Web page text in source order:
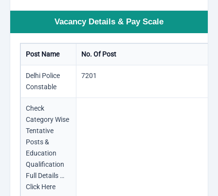
Vacancy Details & Pay Scale
Post Name No. Of Post
Delhi Police
Constable
7201
Check
Category Wise
Tentative
Posts &
Education
Qualification
Full Details …
Click Here